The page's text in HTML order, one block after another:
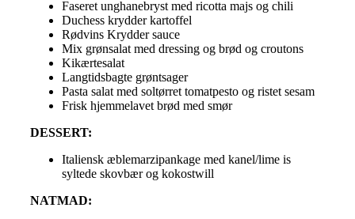
Faseret unghanebryst med ricotta majs og chili
Duchess krydder kartoffel
Rødvins Krydder sauce
Mix grønsalat med dressing og brød og croutons
Kikærtesalat
Langtidsbagte grøntsager
Pasta salat med soltørret tomatpesto og ristet sesam
Frisk hjemmelavet brød med smør
DESSERT:
Italiensk æblemarzipankage med kanel/lime is
syltede skovbær og kokostwill
NATMAD: